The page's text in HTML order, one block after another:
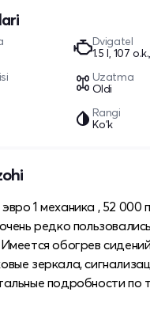
Dvigatel
1.5 l, 107
Uzatma
Oldi
Rangi
Ko'k
1 механика , 52 000
редко
обогрев
зеркала,
подробности по